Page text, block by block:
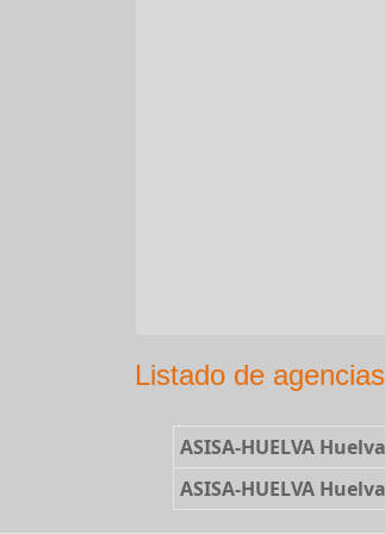
Listado de
ASISA-HUELVA
ASISA-HUELVA